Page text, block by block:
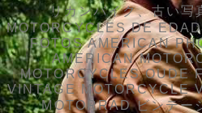
リカンバイク、古い
MOTORCYCLES DE
FOTOS AMERICAN
AMERICAN
MOTORCYCLES OUDE
VINTAGE MOTORCYCLE
MOTORRAD ビンテ